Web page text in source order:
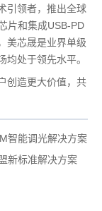
引领者，推出全球
片和集成USB-PD
美芯晟是业界单级
处于领先水平。
创造更大价值，共
智能调光解决方案
新标准解决方案